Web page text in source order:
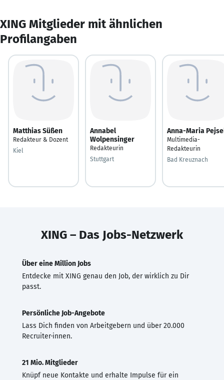
XING Mitglieder mit ähnlichen
Profilangaben
Matthias Süßen
Redakteur & Dozent
Kiel
Annabel
Wolpensinger
Redakteurin
Stuttgart
Anna-Maria
Multimedia-
Redakteurin
Bad Kreuznach
XING – Das Jobs-Netzwerk
Über eine Million Jobs
Entdecke mit XING genau den Job, der wirklich zu Dir
passt.
Persönliche Job-Angebote
Lass Dich finden von Arbeitgebern und über 20.000
Recruiter·innen.
21 Mio. Mitglieder
Knüpf neue Kontakte und erhalte Impulse für ein